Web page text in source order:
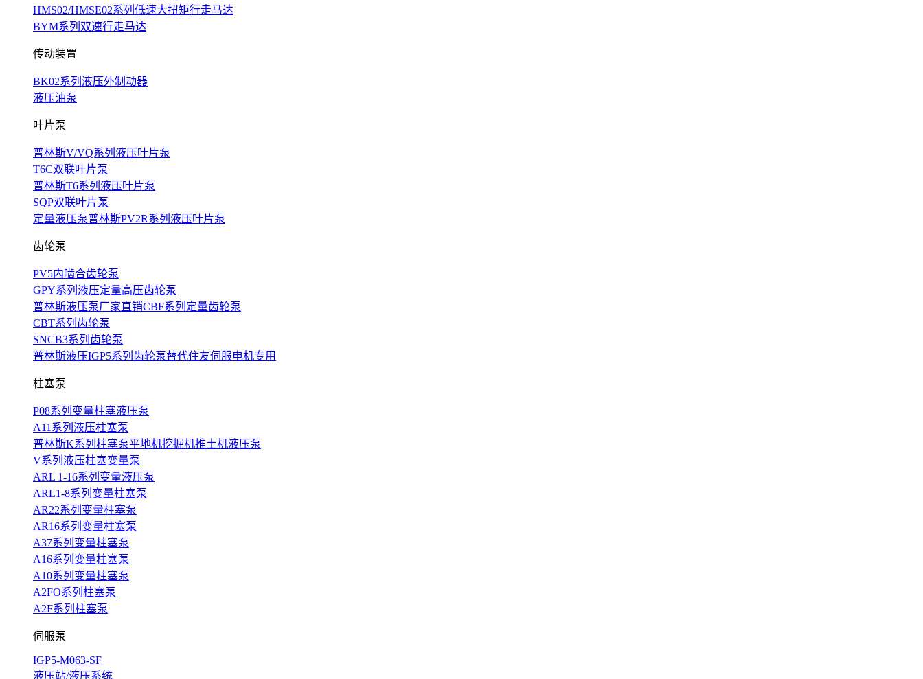
HMS02/HMSE02系列低速大扭矩行走马达
BYM系列双速行走马达
传动装置
BK02系列液压外制动器
液压油泵
叶片泵
普林斯V/VQ系列液压叶片泵
T6C双联叶片泵
普林斯T6系列液压叶片泵
SQP双联叶片泵
定量液压泵普林斯PV2R系列液压叶片泵
齿轮泵
PV5内啮合齿轮泵
GPY系列液压定量高压齿轮泵
普林斯液压泵厂家直销CBF系列定量齿轮泵
CBT系列齿轮泵
SNCB3系列齿轮泵
普林斯液压IGP5系列齿轮泵替代住友伺服电机专用
柱塞泵
P08系列变量柱塞液压泵
A11系列液压柱塞泵
普林斯K系列柱塞泵平地机挖掘机推土机液压泵
V系列液压柱塞变量泵
ARL 1-16系列变量液压泵
ARL1-8系列变量柱塞泵
AR22系列变量柱塞泵
AR16系列变量柱塞泵
A37系列变量柱塞泵
A16系列变量柱塞泵
A10系列变量柱塞泵
A2FO系列柱塞泵
A2F系列柱塞泵
伺服泵
IGP5-M063-SF
液压站/液压系统